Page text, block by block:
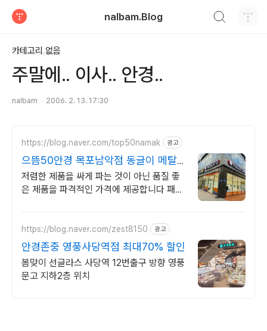
nalbam.Blog
카테고리 없음
주말에.. 이사.. 안경..
nalbam 2006. 2. 13. 17:30
https://blog.naver.com/top50namak 광고
으뜸50안경 목포남악점 동글이 메탈
테 9,900
저렴한 제품을 싸게 파는 것이 아닌 품질 좋
은 제품을 파격적인 가격에 제공합니다 패션
https://blog.naver.com/zest8150 광고
안경존중 영풍사당역점 최대70% 할인
봄맞이 선글라스 사당역 12번출구 방향 영풍
문고 지하2층 위치